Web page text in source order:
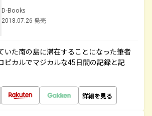
D-Books
2018.07.26 発売
いた南の島に滞在することになった筆者
ピカルでマジカルな45日間の記録と記
詳細を見る